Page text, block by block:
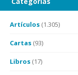
Artículos (1.305)
Cartas (93)
Libros (17)